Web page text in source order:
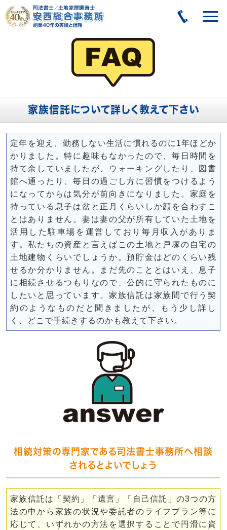
家族信託について詳しく教えて下さい
定年を迎え、勤務しない生活に慣れるのに1年ほどか
かりました。特に趣味もなかったので、毎日時間を
持て余していましたが、ウォーキングしたり、図書
館へ通ったり、毎日の過ごし方に習慣をつけるよう
になってからは気分が前向きになりました。家庭を
持っている息子は盆と正月くらいしか顔を合わすこ
とはありません。妻は妻の父が所有していた土地を
活用した駐車場を運営しており毎月収入がありま
す。私たちの資産と言えばこの土地と戸塚の自宅の
土地建物くらいでしょうか。預貯金はどのくらい残
せるか分かりません。まだ先のこととはいえ、息子
に相続させるつもりなので、公的に守られたものに
したいと思っています。家族信託は家族間で行う契
約のようなものだと聞きましたが、もう少し詳し
く、どこで手続きするのかも教えて下さい。
相続対策の専門家である司法書士事務所へ相談
されるとよいでしょう
家族信託は「契約」「遺言」「自己信託」の3つの方
法の中から家族の状況や委託者のライフプラン等に
応じて、いずれかの方法を選択することで円滑に資